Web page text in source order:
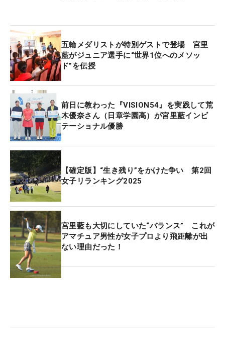
五輪メダリストが特別ゲストで登場 宮里
藍がジュニア選手に“世界1位へのメソッ
ド”を伝授
前日に教わった『VISION54』を実践して荒
木優奈さん（日章学園高）が宮里藍インビ
テーショナル優勝
【確定版】“生き残り”をかけた争い 第2回
女子リランキング2025
宮里藍も大切にしていた“バランス” これが
アマチュア男性が女子プロより飛距離が出
ない理由だった！